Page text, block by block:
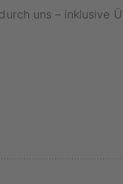
uns – inklusive